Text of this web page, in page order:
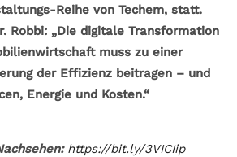
Reihe von Techem, statt.
Robbi: „Die digitale Transformation
muss zu einer
der Effizienz beitragen – und
Energie und Kosten.“
https://bit.ly/3VICIip